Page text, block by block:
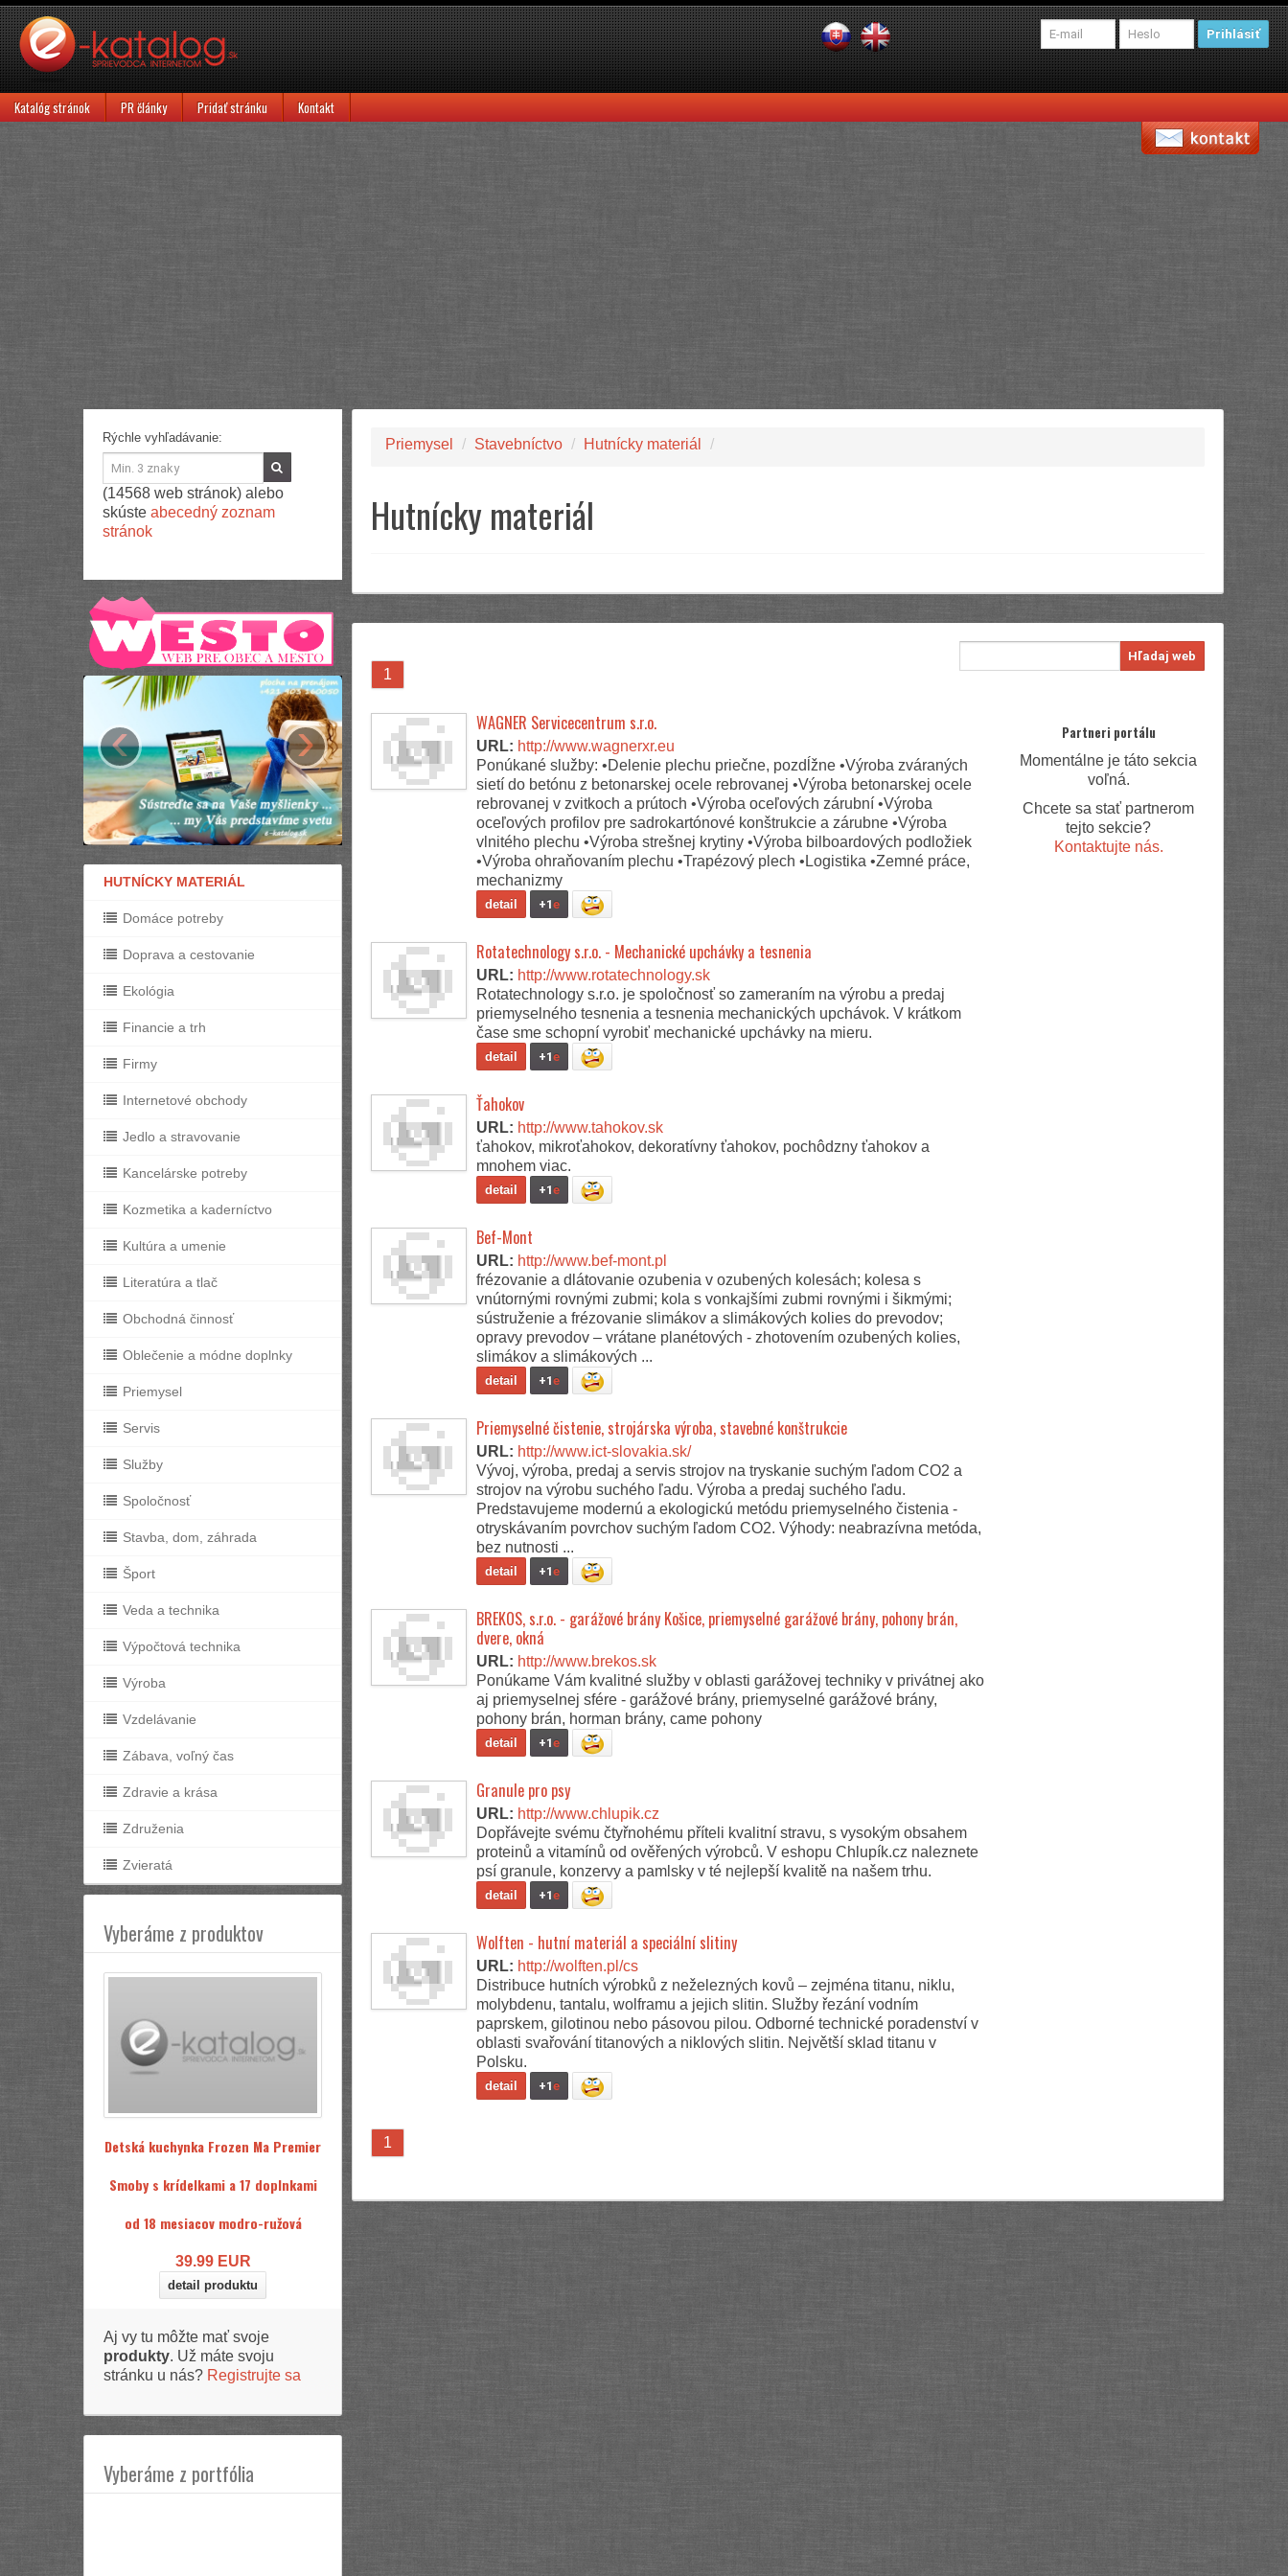
Prihlásiť
Katalóg stránok PR články Pridať stránku Kontakt
Rýchle vyhľadávanie:
(14568 web stránok) alebo
skúste abecedný zoznam
stránok
‹ ›
HUTNÍCKY MATERIÁL
Domáce potreby
Doprava a cestovanie
Ekológia
Financie a trh
Firmy
Internetové obchody
Jedlo a stravovanie
Kancelárske potreby
Kozmetika a kaderníctvo
Kultúra a umenie
Literatúra a tlač
Obchodná činnosť
Oblečenie a módne doplnky
Priemysel
Servis
Služby
Spoločnosť
Stavba, dom, záhrada
Šport
Veda a technika
Výpočtová technika
Výroba
Vzdelávanie
Zábava, voľný čas
Zdravie a krása
Združenia
Zvieratá
Vyberáme z produktov
Detská kuchynka Frozen Ma Premier
Smoby s krídelkami a 17 doplnkami
od 18 mesiacov modro-ružová
39.99 EUR
detail produktu
Aj vy tu môžte mať svoje
produkty. Už máte svoju
stránku u nás? Registrujte sa
Vyberáme z portfólia
Priemysel / Stavebníctvo / Hutnícky materiál /
Hutnícky materiál
Hľadaj web
1
WAGNER Servicecentrum s.r.o.
URL: http://www.wagnerxr.eu
Ponúkané služby: •Delenie plechu priečne, pozdĺžne •Výroba zváraných
sietí do betónu z betonarskej ocele rebrovanej •Výroba betonarskej ocele
rebrovanej v zvitkoch a prútoch •Výroba oceľových zárubní •Výroba
oceľových profilov pre sadrokartónové konštrukcie a zárubne •Výroba
vlnitého plechu •Výroba strešnej krytiny •Výroba bilboardových podložiek
•Výroba ohraňovaním plechu •Trapézový plech •Logistika •Zemné práce,
mechanizmy
detail +1e
Rotatechnology s.r.o. - Mechanické upchávky a tesnenia
URL: http://www.rotatechnology.sk
Rotatechnology s.r.o. je spoločnosť so zameraním na výrobu a predaj
priemyselného tesnenia a tesnenia mechanických upchávok. V krátkom
čase sme schopní vyrobiť mechanické upchávky na mieru.
detail +1e
Ťahokov
URL: http://www.tahokov.sk
ťahokov, mikroťahokov, dekoratívny ťahokov, pochôdzny ťahokov a
mnohem viac.
detail +1e
Bef-Mont
URL: http://www.bef-mont.pl
frézovanie a dlátovanie ozubenia v ozubených kolesách; kolesa s
vnútornými rovnými zubmi; kola s vonkajšími zubmi rovnými i šikmými;
sústruženie a frézovanie slimákov a slimákových kolies do prevodov;
opravy prevodov – vrátane planétových - zhotovením ozubených kolies,
slimákov a slimákových ...
detail +1e
Priemyselné čistenie, strojárska výroba, stavebné konštrukcie
URL: http://www.ict-slovakia.sk/
Vývoj, výroba, predaj a servis strojov na tryskanie suchým ľadom CO2 a
strojov na výrobu suchého ľadu. Výroba a predaj suchého ľadu.
Predstavujeme modernú a ekologickú metódu priemyselného čistenia -
otryskávaním povrchov suchým ľadom CO2. Výhody: neabrazívna metóda,
bez nutnosti ...
detail +1e
BREKOS, s.r.o. - garážové brány Košice, priemyselné garážové brány, pohony brán,
dvere, okná
URL: http://www.brekos.sk
Ponúkame Vám kvalitné služby v oblasti garážovej techniky v privátnej ako
aj priemyselnej sfére - garážové brány, priemyselné garážové brány,
pohony brán, horman brány, came pohony
detail +1e
Granule pro psy
URL: http://www.chlupik.cz
Dopřávejte svému čtyřnohému příteli kvalitní stravu, s vysokým obsahem
proteinů a vitamínů od ověřených výrobců. V eshopu Chlupík.cz naleznete
psí granule, konzervy a pamlsky v té nejlepší kvalitě na našem trhu.
detail +1e
Wolften - hutní materiál a speciální slitiny
URL: http://wolften.pl/cs
Distribuce hutních výrobků z neželezných kovů – zejména titanu, niklu,
molybdenu, tantalu, wolframu a jejich slitin. Služby řezání vodním
paprskem, gilotinou nebo pásovou pilou. Odborné technické poradenství v
oblasti svařování titanových a niklových slitin. Největší sklad titanu v
Polsku.
detail +1e
Partneri portálu
Momentálne je táto sekcia
voľná.
Chcete sa stať partnerom
tejto sekcie?
Kontaktujte nás.
1